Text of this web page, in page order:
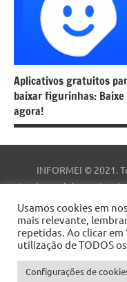
Aplicativos gratuitos
baixar figurinhas: Baixe
agora!
INFORMEI © 2021.
intelectual deste site.
são de propriedade de
faz parte do site do
patrocinado pelo
Usamos cookies em
mais relevante,
repetidas. Ao clicar em
utilização de TODOS
Configurações de